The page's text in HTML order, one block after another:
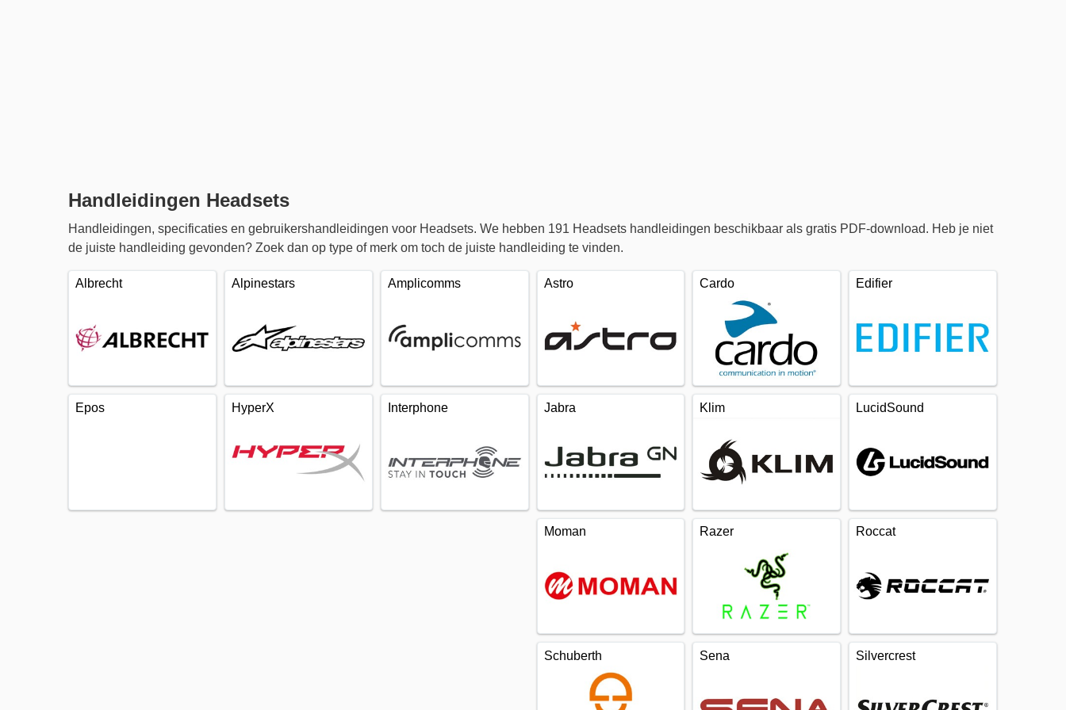
Handleidingen Headsets
Handleidingen, specificaties en gebruikershandleidingen voor Headsets. We hebben 191 Headsets handleidingen beschikbaar als gratis PDF-download. Heb je niet
de juiste handleiding gevonden? Zoek dan op type of merk om toch de juiste handleiding te vinden.
Albrecht Alpinestars Amplicomms Astro Cardo Edifier
Epos HyperX Interphone Jabra Klim LucidSound
Moman Razer Roccat
Schuberth Sena Silvercrest